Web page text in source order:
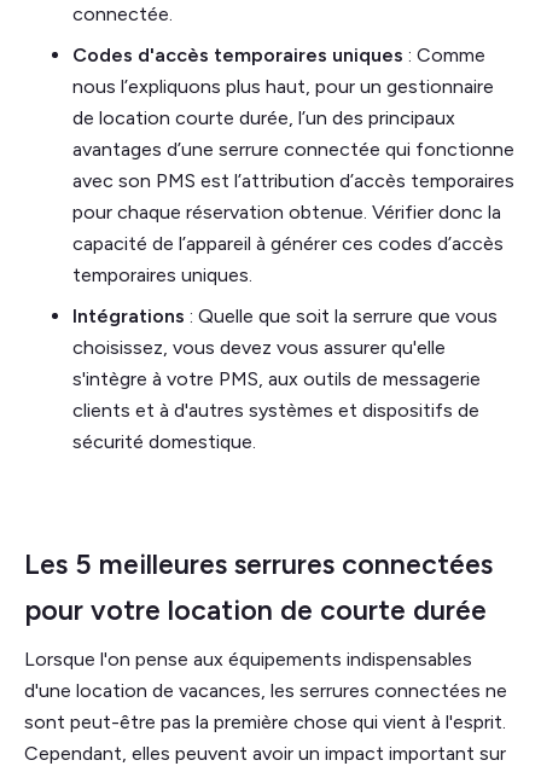
connectée.
Codes d'accès temporaires uniques : Comme
nous l’expliquons plus haut, pour un gestionnaire
de location courte durée, l’un des principaux
avantages d’une serrure connectée qui fonctionne
avec son PMS est l’attribution d’accès temporaires
pour chaque réservation obtenue. Vérifier donc la
capacité de l’appareil à générer ces codes d’accès
temporaires uniques.
Intégrations : Quelle que soit la serrure que vous
choisissez, vous devez vous assurer qu'elle
s'intègre à votre PMS, aux outils de messagerie
clients et à d'autres systèmes et dispositifs de
sécurité domestique.
Les 5 meilleures serrures connectées
pour votre location de courte durée
Lorsque l'on pense aux équipements indispensables
d'une location de vacances, les serrures connectées ne
sont peut-être pas la première chose qui vient à l'esprit.
Cependant, elles peuvent avoir un impact important sur